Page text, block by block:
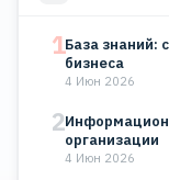
1База знаний:
бизнеса
4 Июн 2026
2
организации
4 Июн 2026